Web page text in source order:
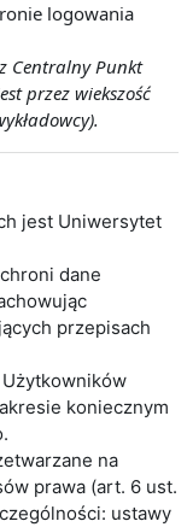
logowania
Centralny Punkt
przez wiekszość
jest Uniwersytet
dane
przepisach
koniecznym
na
prawa (art. 6 ust.
ustawy